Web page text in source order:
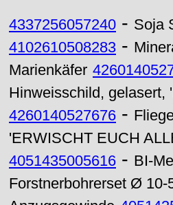
4337256057240 - Soja
4102610508283 -
Marienkäfer
Hinweisschild, gelasert,
4260140527676 -
'ERWISCHT EUCH
4051435005616 - BI-
Forstnerbohrerset Ø 10-